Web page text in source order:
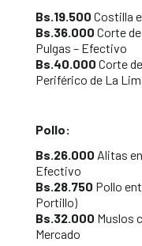
Bs.19.500 Costilla
Bs.36.000 Corte
Pulgas – Efectivo
Bs.40.000 Corte
Periférico de La
Pollo:
Bs.26.000 Alitas
Efectivo
Bs.28.750 Pollo
Portillo)
Bs.32.000 Muslos
Mercado